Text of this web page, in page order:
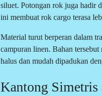
siluet. Potongan rok juga hadir
ini membuat rok cargo terasa
Material turut berperan dalam
campuran linen. Bahan
halus dan mudah dipadukan
Kantong Simetris